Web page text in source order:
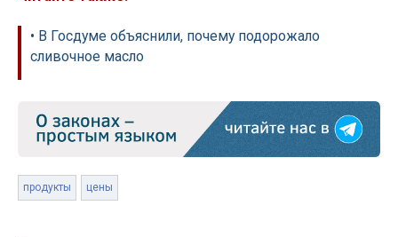
• В Госдуме объяснили, почему подорожало
сливочное масло
продукты цены